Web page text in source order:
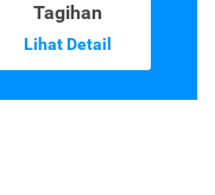
Tagihan
Lihat Detail